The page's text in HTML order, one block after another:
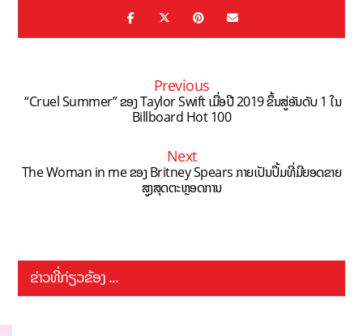
Previous
“Cruel Summer” ຂອງ Taylor Swift ເມື່ອປີ 2019 ຂຶ້ນສູ່ອັນດັບ 1 ໃນ
Billboard Hot 100
Next
The Woman in me ຂອງ Britney Spears ກາຍເປັນປຶ້ມທີ່ມີຍອດຂາຍ
ສູງສຸດຕະຫຼອດການ
ຂ່າວທີ່ກ່ຽວຂ້ອງ ...